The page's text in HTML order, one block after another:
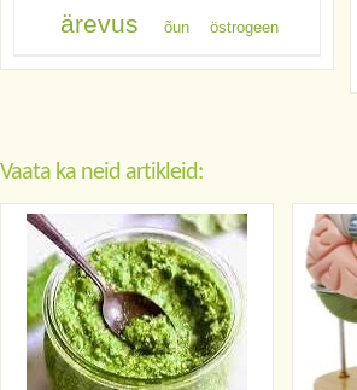
ärevus õun östrogeen
Vaata ka neid artikleid: